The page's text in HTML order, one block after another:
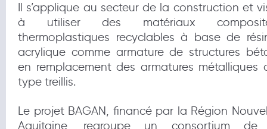
Il s’applique au secteur de la construction et
à utiliser des matériaux
thermoplastiques recyclables à base de
acrylique comme armature de structures
en remplacement des armatures métalliques
type treillis.
Le projet BAGAN, financé par la Région
Aquitaine, regroupe un consortium